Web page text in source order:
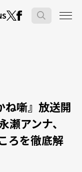
ね噺』放送開
アンナ、
ろを徹底解